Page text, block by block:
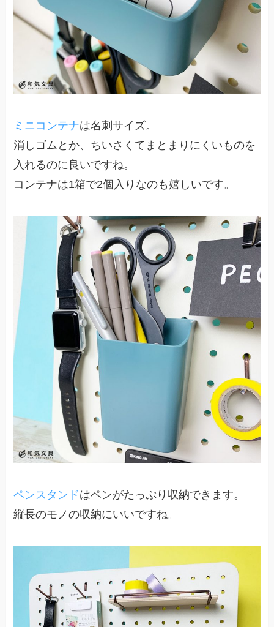
ミニコンテナは名刺サイズ。
消しゴムとか、ちいさくてまとまりにくいものを
入れるのに良いですね。
コンテナは1箱で2個入りなのも嬉しいです。
ペンスタンドはペンがたっぷり収納できます。
縦長のモノの収納にいいですね。